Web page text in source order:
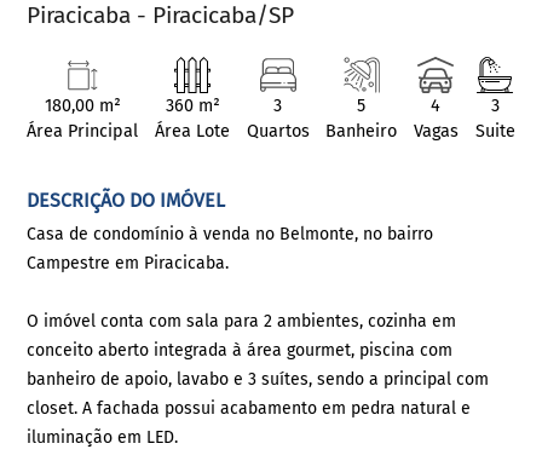
Piracicaba - Piracicaba/SP
180,00 m²
Área Principal
360 m²
Área Lote
3
Quartos
5
Banheiro
4
Vagas
3
Suite
DESCRIÇÃO DO IMÓVEL
Casa de condomínio à venda no Belmonte, no bairro
Campestre em Piracicaba.
O imóvel conta com sala para 2 ambientes, cozinha em
conceito aberto integrada à área gourmet, piscina com
banheiro de apoio, lavabo e 3 suítes, sendo a principal com
closet. A fachada possui acabamento em pedra natural e
iluminação em LED.